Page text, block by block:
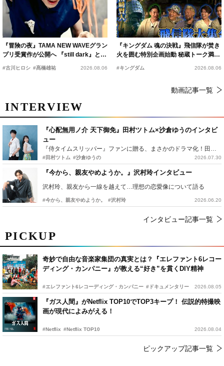
PICKUP
奇妙で自由な音楽家集団の真実とは？『エレファント6レコー
ディング・カンパニー』が教える“好き”を貫くDIY精神
#エレファント6レコーディング・カンパニー #ドキュメンタリー 2026.08.05
『ガス人間』がNetflix TOP10でTOP3キープ！ 伝説的特撮映
画が現代によみがえる！
#Netflix #Netflix TOP10 2026.08.04
ピックアップ記事一覧
『冒険の夜』TAMA NEW WAVEグラン
プリ受賞作が公開へ 『still dark』と同
時上映決定
#古川ヒロシ #髙橋雄祐 2026.08.06
『キングダム 魂の決戦』飛信隊が焚き
火を囲む特別企画始動 秘蔵トーク満載
の“キングダムキャンプ”開催
#キングダム 2026.08.06
動画記事一覧
INTERVIEW
『心配無用ノ介 天下御免』田村ツトム×沙倉ゆうのインタビ
ュー
『侍タイムスリッパー』ファンに贈る、まさかのドラマ化！田村ツトム×沙倉ゆうのが語る『心配無用ノ介』撮影秘話
#田村ツトム #沙倉ゆうの 2026.07.30
『今から、親友やめようか。』沢村玲インタビュー
沢村玲、親友から一線を越えて…理想の恋愛像について語る
#今から、親友やめようか。 #沢村玲 2026.06.20
インタビュー記事一覧